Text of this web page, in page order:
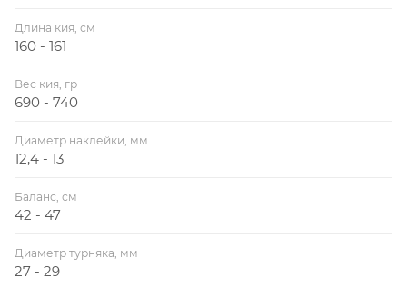
Длина кия, см
160 - 161
Вес кия, гр
690 - 740
Диаметр наклейки, мм
12,4 - 13
Баланс, см
42 - 47
Диаметр турняка, мм
27 - 29